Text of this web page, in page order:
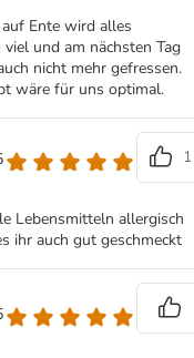
Ente wird alles
und am nächsten Tag
nicht mehr gefressen.
wäre für uns optimal.
1
Lebensmitteln allergisch
ihr auch gut geschmeckt